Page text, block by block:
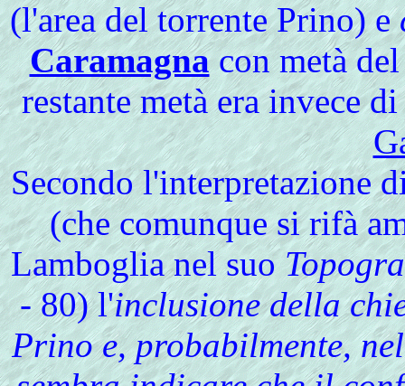
(l'area del torrente Prino) e
Caramagnacon metà del
restante metà era invece
Secondo l'interpretazione
(che comunque si rifà
Lamboglia nel suo
- 80) l'inclusione della
Prino e, probabilmente,